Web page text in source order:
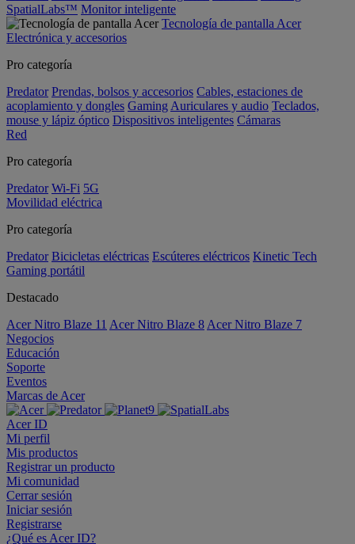
SpatialLabs™ Monitor inteligente
Tecnología de pantalla Acer
Electrónica y accesorios
Pro categoría
Predator Prendas, bolsos y accesorios Cables, estaciones de
acoplamiento y dongles Gaming Auriculares y audio Teclados,
mouse y lápiz óptico Dispositivos inteligentes Cámaras
Red
Pro categoría
Predator Wi-Fi 5G
Movilidad eléctrica
Pro categoría
Predator Bicicletas eléctricas Escúteres eléctricos Kinetic Tech
Gaming portátil
Destacado
Acer Nitro Blaze 11 Acer Nitro Blaze 8 Acer Nitro Blaze 7
Negocios
Educación
Soporte
Eventos
Marcas de Acer
Acer ID
Mi perfil
Mis productos
Registrar un producto
Mi comunidad
Cerrar sesión
Iniciar sesión
Registrarse
¿Qué es Acer ID?